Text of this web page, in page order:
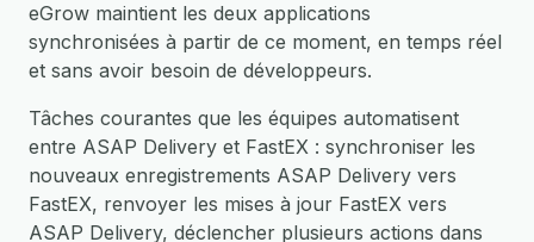
eGrow maintient les deux applications
synchronisées à partir de ce moment, en temps réel
et sans avoir besoin de développeurs.
Tâches courantes que les équipes automatisent
entre ASAP Delivery et FastEX : synchroniser les
nouveaux enregistrements ASAP Delivery vers
FastEX, renvoyer les mises à jour FastEX vers
ASAP Delivery, déclencher plusieurs actions dans